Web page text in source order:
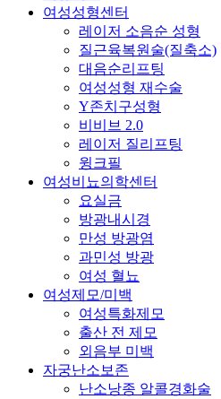
여성성형센터
레이저 소음순 성형
질근육복원술(질축소)
대음순리프팅
여성성형 재수술
Y존치구성형
비비브 2.0
레이저 질리프팅
윙크필
여성비뇨의학센터
요실금
방광내시경
만성 방광염
과민성 방광
여성 혈뇨
여성제모/미백
여성특화제모
출산 전 제모
외음부 미백
자궁난소보존
난소낭종 알콜경화술